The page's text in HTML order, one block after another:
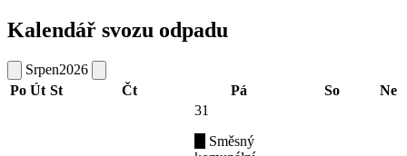
Kalendář svozu odpadu
Srpen2026
Po Út St Čt Pá So Ne
31
Směsný